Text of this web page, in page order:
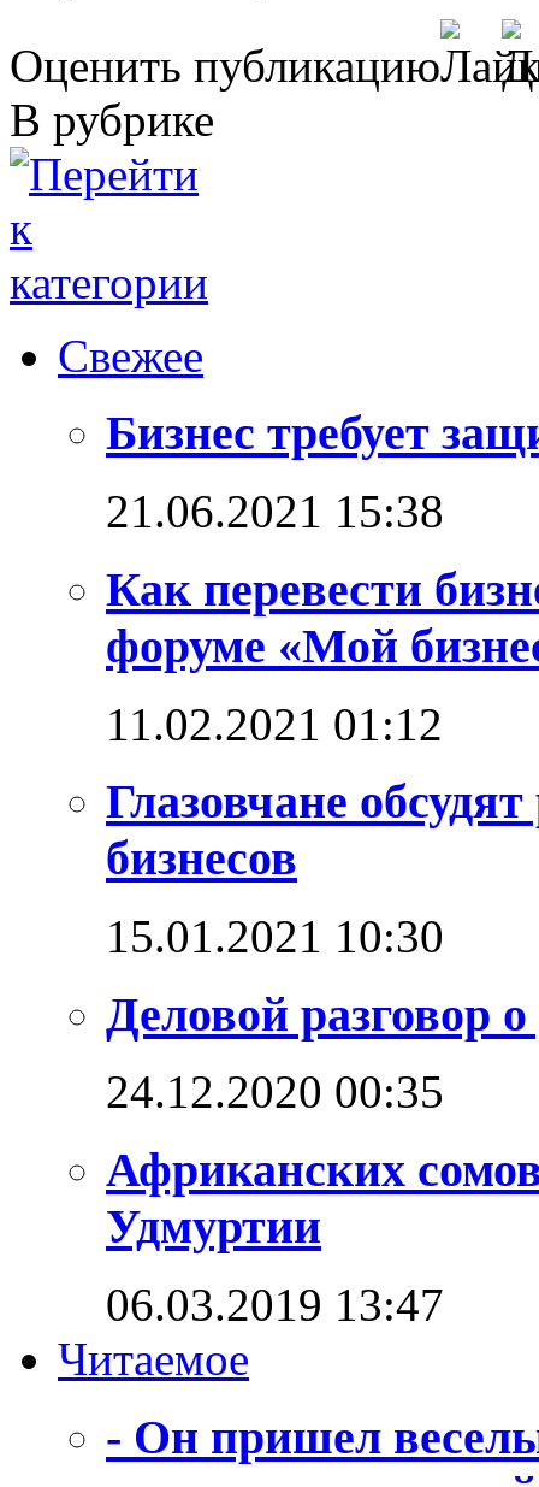
Оценить публикацию
В рубрике
Свежее
Бизнес требует
21.06.2021 15:38
Как перевести
форуме «Мой
11.02.2021 01:12
Глазовчане
бизнесов
15.01.2021 10:30
Деловой разговор
24.12.2020 00:35
Африканских
Удмуртии
06.03.2019 13:47
Читаемое
- Он пришел